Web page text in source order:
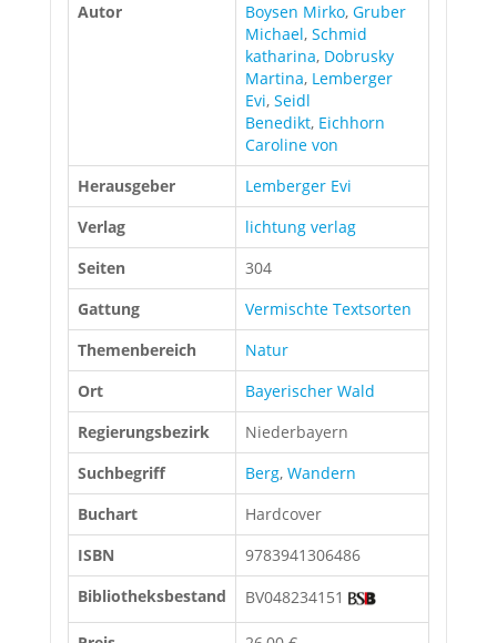
Autor Boysen Mirko, Gruber
Michael, Schmid
katharina, Dobrusky
Martina, Lemberger
Evi, Seidl
Benedikt, Eichhorn
Caroline von
Herausgeber
Lemberger Evi
Verlag
lichtung verlag
Seiten
304
Gattung
Vermischte Textsorten
Themenbereich
Natur
Ort
Bayerischer Wald
Regierungsbezirk
Niederbayern
Suchbegriff
Berg, Wandern
Buchart
Hardcover
ISBN
9783941306486
Bibliotheksbestand
BV048234151